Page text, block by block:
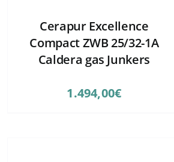
Cerapur Excellence
Compact ZWB 25/32-1A
Caldera gas Junkers
1.494,00€